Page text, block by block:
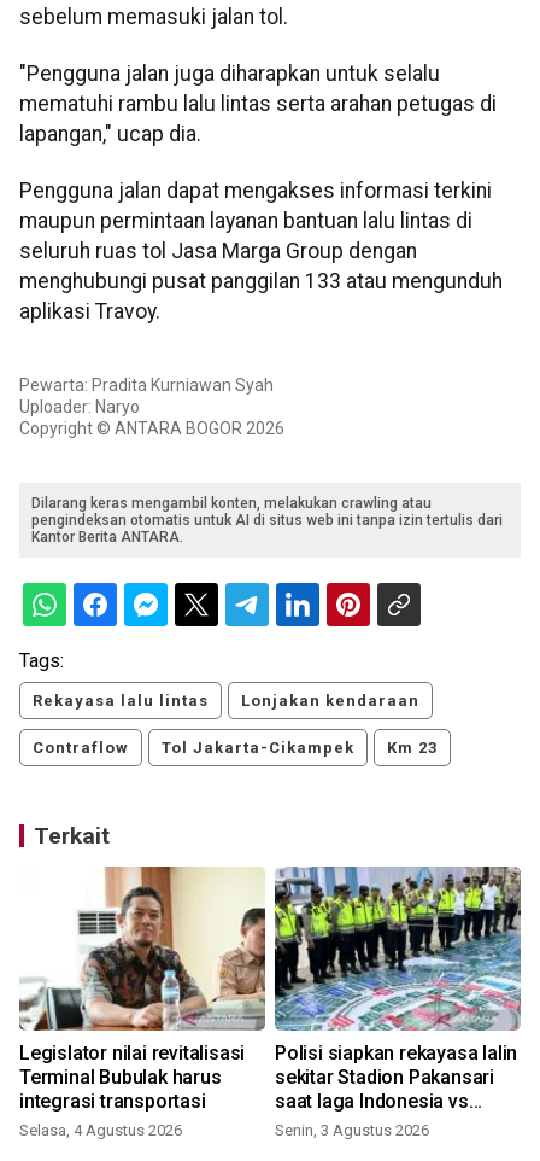
sebelum memasuki jalan tol.
"Pengguna jalan juga diharapkan untuk selalu
mematuhi rambu lalu lintas serta arahan petugas di
lapangan," ucap dia.
Pengguna jalan dapat mengakses informasi terkini
maupun permintaan layanan bantuan lalu lintas di
seluruh ruas tol Jasa Marga Group dengan
menghubungi pusat panggilan 133 atau mengunduh
aplikasi Travoy.
Pewarta: Pradita Kurniawan Syah
Uploader: Naryo
Copyright © ANTARA BOGOR 2026
Dilarang keras mengambil konten, melakukan crawling atau
pengindeksan otomatis untuk AI di situs web ini tanpa izin tertulis dari
Kantor Berita ANTARA.
Tags:
Rekayasa lalu lintas Lonjakan kendaraan
Contraflow Tol Jakarta-Cikampek Km 23
Terkait
Legislator nilai revitalisasi
Terminal Bubulak harus
integrasi transportasi
Selasa, 4 Agustus 2026
Polisi siapkan rekayasa lalin
sekitar Stadion Pakansari
saat laga Indonesia vs
Vietnam
Senin, 3 Agustus 2026